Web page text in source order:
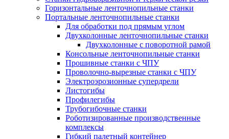
Горизонтальные ленточнопильные станки
Портальные ленточнопильные станки
Для обработки под прямым углом
Двухколонные ленточнопильные станки
Двухколонные с поворотной рамой
Консольные ленточнопильные станки
Прошивные станки с ЧПУ
Проволочно-вырезные станки с ЧПУ
Электроэрозионные супердрели
Листогибы
Профилегибы
Трубогибочные станки
Роботизированные производственные
комплексы
Гибкий палетный контейнер